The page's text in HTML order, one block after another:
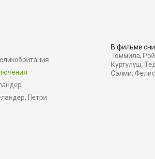
Петри
В фильме
Томмила,
Куртулуш,
Сэлми,